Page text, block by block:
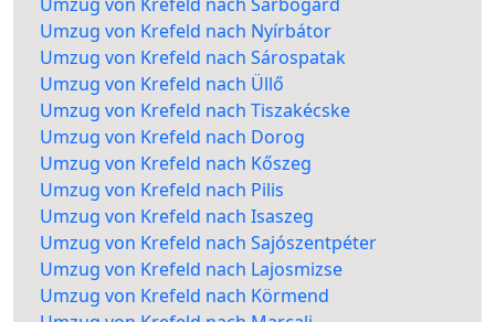
Umzug von Krefeld nach Nyírbátor
Umzug von Krefeld nach Sárospatak
Umzug von Krefeld nach Üllő
Umzug von Krefeld nach Tiszakécske
Umzug von Krefeld nach Dorog
Umzug von Krefeld nach Kőszeg
Umzug von Krefeld nach Pilis
Umzug von Krefeld nach Isaszeg
Umzug von Krefeld nach Sajószentpéter
Umzug von Krefeld nach Lajosmizse
Umzug von Krefeld nach Körmend